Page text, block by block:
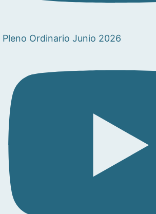
Pleno Ordinario Junio 2026